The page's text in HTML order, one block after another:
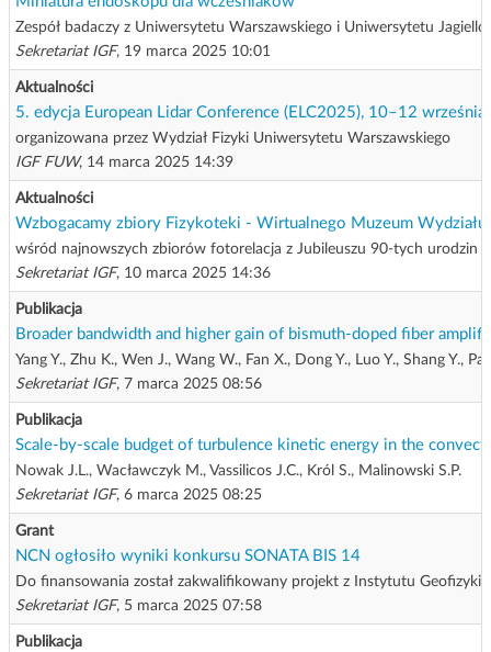
Zespół badaczy z Uniwersytetu Warszawskiego i Uniwersytetu
Sekretariat IGF, 19 marca 2025 10:01
Aktualności
5. edycja European Lidar Conference (ELC2025), 10–12
organizowana przez Wydział Fizyki Uniwersytetu Warszawskiego
IGF FUW, 14 marca 2025 14:39
Aktualności
Wzbogacamy zbiory Fizykoteki - Wirtualnego Muzeum Wydziału
wśród najnowszych zbiorów fotorelacja z Jubileuszu 90-tych urodzin
Sekretariat IGF, 10 marca 2025 14:36
Publikacja
Broader bandwidth and higher gain of bismuth-doped fiber
Yang Y., Zhu K., Wen J., Wang W., Fan X., Dong Y., Luo Y., Shang Y.,
Sekretariat IGF, 7 marca 2025 08:56
Publikacja
Scale-by-scale budget of turbulence kinetic energy in the
Nowak J.L., Wacławczyk M., Vassilicos J.C., Król S., Malinowski S.P.
Sekretariat IGF, 6 marca 2025 08:25
Grant
NCN ogłosiło wyniki konkursu SONATA BIS 14
Do finansowania został zakwalifikowany projekt z Instytutu Geofizyki
Sekretariat IGF, 5 marca 2025 07:58
Publikacja